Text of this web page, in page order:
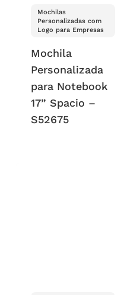
Mochilas
Personalizadas com
Logo para Empresas
Mochila
Personalizada
para Notebook
17” Spacio –
S52675